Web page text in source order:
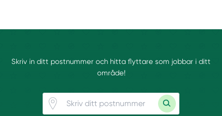
Skriv in ditt postnummer och hitta flyttare som jobbar i ditt
område!